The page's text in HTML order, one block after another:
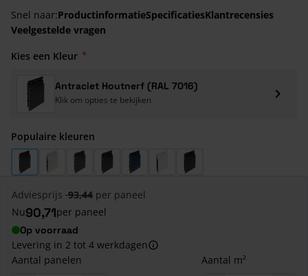
Snel naar:ProductinformatieSpecificatiesKlantrecensies
Veelgestelde vragen
Kies een Kleur
Antraciet Houtnerf (RAL 7016)
Klik om opties te bekijken
Populaire kleuren
Antraciet Houtnerf (RAL 7016)
Creme Houtnerf (RAL 9001)
Donkergroen Houtnerf (RAL 6009)
Monumentengroen Houtnerf
Staalblauw Houtnerf (RAL 5011)
Wit Houtnerf (RAL 9016)
Zwart Houtnerf (RAL
Adviesprijs 93,44 per paneel
Nu90,71per paneel
Op voorraad
Levering in 2 tot 4 werkdagen
Aantal panelen
Aantal m²